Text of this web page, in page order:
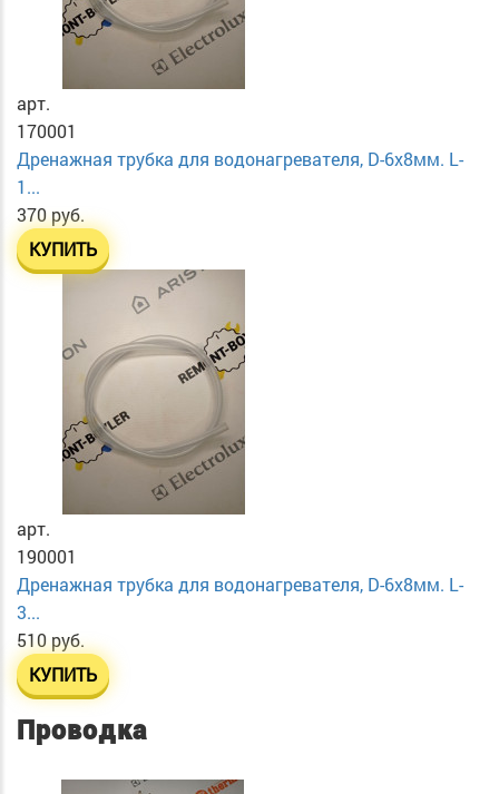
арт.
170001
Дренажная трубка для водонагревателя, D-6х8мм. L-
1...
370 руб.
КУПИТЬ
арт.
190001
Дренажная трубка для водонагревателя, D-6х8мм. L-
3...
510 руб.
КУПИТЬ
Проводка